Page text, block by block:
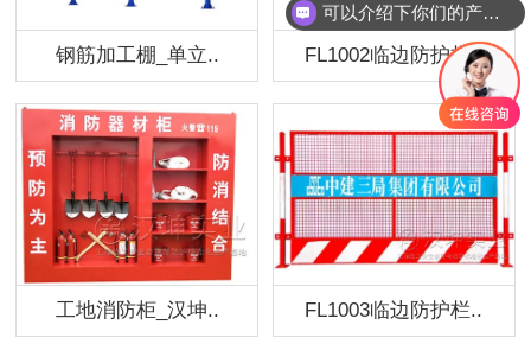
钢筋加工棚_单立.. FL1002临边防护栏..
工地消防柜_汉坤.. FL1003临边防护栏..
可以介绍下你们的产品么